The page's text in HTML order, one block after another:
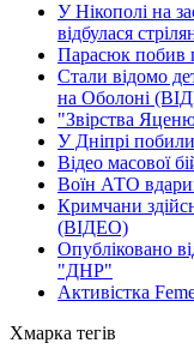
У Нікополі на
відбулася
Парасюк побив
Стали відомо
на Оболоні
"Звірства
У Дніпрі
Відео масової
Воїн АТО
Кримчани
(ВІДЕО)
Опубліковано
"ДНР"
Активістка
Хмарка тегів